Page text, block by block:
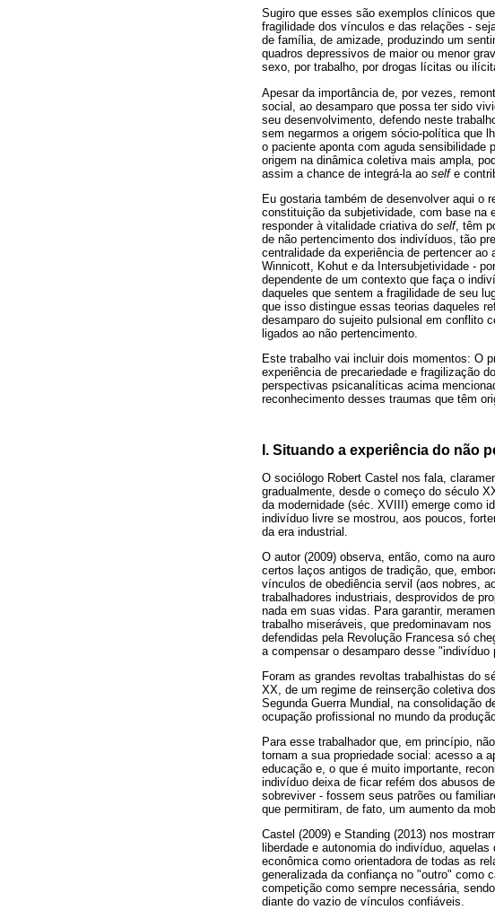
Sugiro que esses são exemplos clínicos
fragilidade dos vínculos e das relações -
de família, de amizade, produzindo um
quadros depressivos de maior ou menor
sexo, por trabalho, por drogas lícitas ou
Apesar da importância de, por vezes,
social, ao desamparo que possa ter sido
seu desenvolvimento, defendo neste
sem negarmos a origem sócio-política que
o paciente aponta com aguda sensibilidade
origem na dinâmica coletiva mais ampla,
assim a chance de integrá-la ao selfe
Eu gostaria também de desenvolver aqui o
constituição da subjetividade, com base na
responder à vitalidade criativa do self, têm
de não pertencimento dos indivíduos, tão
centralidade da experiência de pertencer
Winnicott, Kohut e da Intersubjetividade -
dependente de um contexto que faça o
daqueles que sentem a fragilidade de seu
que isso distingue essas teorias daqueles
desamparo do sujeito pulsional em conflito
ligados ao não pertencimento.
Este trabalho vai incluir dois momentos: O
experiência de precariedade e fragilização
perspectivas psicanalíticas acima
reconhecimento desses traumas que têm
I. Situando a experiência do não
O sociólogo Robert Castel nos fala,
gradualmente, desde o começo do século
da modernidade (séc. XVIII) emerge como
indivíduo livre se mostrou, aos poucos,
da era industrial.
O autor (2009) observa, então, como na
certos laços antigos de tradição, que,
vínculos de obediência servil (aos nobres,
trabalhadores industriais, desprovidos de
nada em suas vidas. Para garantir,
trabalho miseráveis, que predominavam
defendidas pela Revolução Francesa só
a compensar o desamparo desse "indivíduo
Foram as grandes revoltas trabalhistas do
XX, de um regime de reinserção coletiva
Segunda Guerra Mundial, na consolidação
ocupação profissional no mundo da
Para esse trabalhador que, em princípio,
tornam a sua propriedade social: acesso a
educação e, o que é muito importante,
indivíduo deixa de ficar refém dos abusos
sobreviver - fossem seus patrões ou
que permitiram, de fato, um aumento da
Castel (2009) e Standing (2013) nos
liberdade e autonomia do indivíduo,
econômica como orientadora de todas as
generalizada da confiança no "outro" como
competição como sempre necessária,
diante do vazio de vínculos confiáveis.